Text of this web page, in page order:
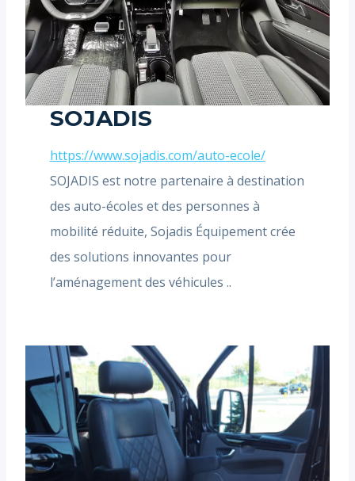
SOJADIS
https://www.sojadis.com/auto-ecole/
SOJADIS est notre partenaire à destination
des auto-écoles et des personnes à
mobilité réduite, Sojadis Équipement crée
des solutions innovantes pour
l’aménagement des véhicules ..